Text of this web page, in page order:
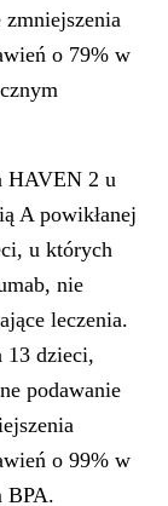
zmniejszenia
o 79% w
HAVEN 2 u
A powikłanej
u których
nie
leczenia.
13 dzieci,
podawanie
o 99% w
BPA.